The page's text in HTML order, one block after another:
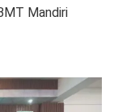
Mandiri